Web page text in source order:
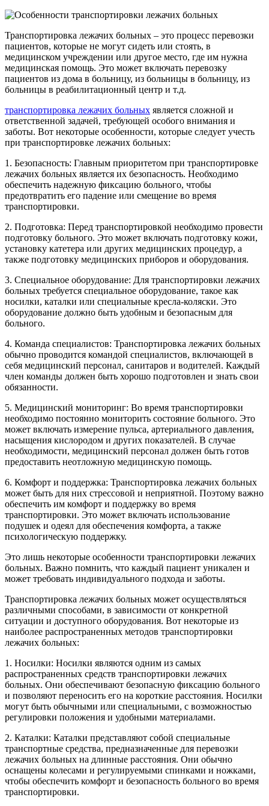
Транспортировка лежачих больных – это процесс перевозки
пациентов, которые не могут сидеть или стоять, в
медицинском учреждении или другое место, где им нужна
медицинская помощь. Это может включать перевозку
пациентов из дома в больницу, из больницы в больницу, из
больницы в реабилитационный центр и т.д.
транспортировка лежачих больных является сложной и
ответственной задачей, требующей особого внимания и
заботы. Вот некоторые особенности, которые следует учесть
при транспортировке лежачих больных:
1. Безопасность: Главным приоритетом при транспортировке
лежачих больных является их безопасность. Необходимо
обеспечить надежную фиксацию больного, чтобы
предотвратить его падение или смещение во время
транспортировки.
2. Подготовка: Перед транспортировкой необходимо провести
подготовку больного. Это может включать подготовку кожи,
установку катетера или других медицинских процедур, а
также подготовку медицинских приборов и оборудования.
3. Специальное оборудование: Для транспортировки лежачих
больных требуется специальное оборудование, такое как
носилки, каталки или специальные кресла-коляски. Это
оборудование должно быть удобным и безопасным для
больного.
4. Команда специалистов: Транспортировка лежачих больных
обычно проводится командой специалистов, включающей в
себя медицинский персонал, санитаров и водителей. Каждый
член команды должен быть хорошо подготовлен и знать свои
обязанности.
5. Медицинский мониторинг: Во время транспортировки
необходимо постоянно мониторить состояние больного. Это
может включать измерение пульса, артериального давления,
насыщения кислородом и других показателей. В случае
необходимости, медицинский персонал должен быть готов
предоставить неотложную медицинскую помощь.
6. Комфорт и поддержка: Транспортировка лежачих больных
может быть для них стрессовой и неприятной. Поэтому важно
обеспечить им комфорт и поддержку во время
транспортировки. Это может включать использование
подушек и одеял для обеспечения комфорта, а также
психологическую поддержку.
Это лишь некоторые особенности транспортировки лежачих
больных. Важно помнить, что каждый пациент уникален и
может требовать индивидуального подхода и заботы.
Транспортировка лежачих больных может осуществляться
различными способами, в зависимости от конкретной
ситуации и доступного оборудования. Вот некоторые из
наиболее распространенных методов транспортировки
лежачих больных:
1. Носилки: Носилки являются одним из самых
распространенных средств транспортировки лежачих
больных. Они обеспечивают безопасную фиксацию больного
и позволяют переносить его на короткие расстояния. Носилки
могут быть обычными или специальными, с возможностью
регулировки положения и удобными материалами.
2. Каталки: Каталки представляют собой специальные
транспортные средства, предназначенные для перевозки
лежачих больных на длинные расстояния. Они обычно
оснащены колесами и регулируемыми спинками и ножками,
чтобы обеспечить комфорт и безопасность больного во время
транспортировки.